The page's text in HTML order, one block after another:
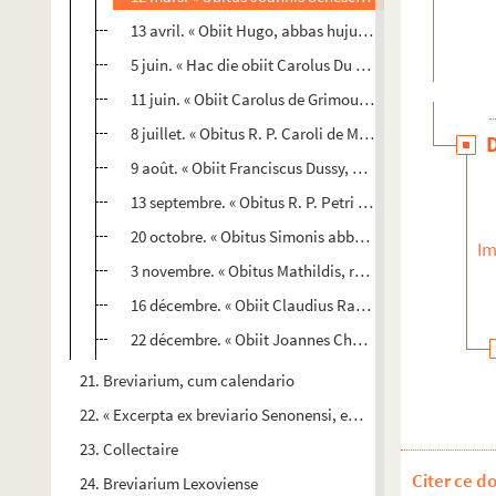
13 avril. « Obiit Hugo, abbas hujus monasterii »
5 juin. « Hac die obiit Carolus Du Moulin, grangerius
11 juin. « Obiit Carolus de Grimouville, 1588 »
8 juillet. « Obitus R. P. Caroli de Martigni, episcopi
9 août. « Obiit Franciscus Dussy, 1589. » — « xiii die
13 septembre. « Obitus R. P. Petri de Martigny,
20 octobre. « Obitus Simonis abbatis, 1342. » — «
3 novembre. « Obitus Mathildis, regine, uxoris
16 décembre. « Obiit Claudius Radul, infirmarius, 1593
22 décembre. « Obiit Joannes Cha..., granatarius,
21. Breviarium, cum calendario
22. « Excerpta ex breviario Senonensi, edito anno 1726 »
23. Collectaire
24. Breviarium Lexoviense
Citer ce